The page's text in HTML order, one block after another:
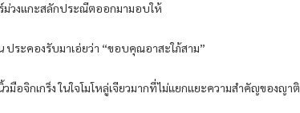
ม่วงแกะสลักประณีตออกมามอบให้
ประคองรับมาเอ่ยว่า “ขอบคุณอาสะใภ้สาม”
มือจิกเกร็ง ในใจโมโหลู่เจียวมากที่ไม่แยกแยะความสำคัญของญาติ